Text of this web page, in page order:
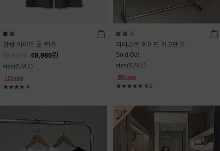
찰랑 와이드 쿨 팬츠
58,800 49,980원
size(S,M,L)
★★★★ 4
파라슈트 와이드 카고팬츠
Sold Out
size(S,M,L)
★★★★★ 4.5